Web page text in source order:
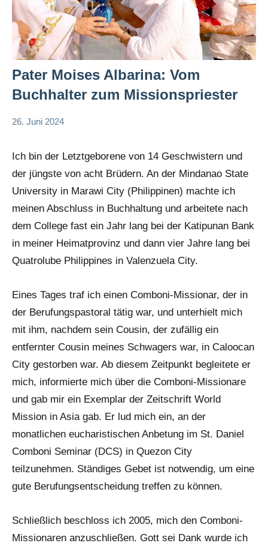
Pater Moises Albarina: Vom
Buchhalter zum Missionspriester
26. Juni 2024
Ich bin der Letztgeborene von 14 Geschwistern und
der jüngste von acht Brüdern. An der Mindanao State
University in Marawi City (Philippinen) machte ich
meinen Abschluss in Buchhaltung und arbeitete nach
dem College fast ein Jahr lang bei der Katipunan Bank
in meiner Heimatprovinz und dann vier Jahre lang bei
Quatrolube Philippines in Valenzuela City.
Eines Tages traf ich einen Comboni-Missionar, der in
der Berufungspastoral tätig war, und unterhielt mich
mit ihm, nachdem sein Cousin, der zufällig ein
entfernter Cousin meines Schwagers war, in Caloocan
City gestorben war. Ab diesem Zeitpunkt begleitete er
mich, informierte mich über die Comboni-Missionare
und gab mir ein Exemplar der Zeitschrift World
Mission in Asia gab. Er lud mich ein, an der
monatlichen eucharistischen Anbetung im St. Daniel
Comboni Seminar (DCS) in Quezon City
teilzunehmen. Ständiges Gebet ist notwendig, um eine
gute Berufungsentscheidung treffen zu können.
Schließlich beschloss ich 2005, mich den Comboni-
Missionaren anzuschließen. Gott sei Dank wurde ich